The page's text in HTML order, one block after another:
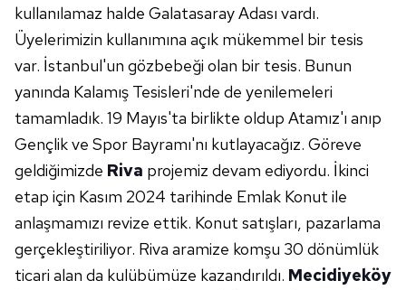
kullanılamaz halde Galatasaray Adası vardı.
Üyelerimizin kullanımına açık mükemmel bir tesis
var. İstanbul'un gözbebeği olan bir tesis. Bunun
yanında Kalamış Tesisleri'nde de yenilemeleri
tamamladık. 19 Mayıs'ta birlikte oldup Atamız'ı anıp
Gençlik ve Spor Bayramı'nı kutlayacağız. Göreve
geldiğimizde Riva projemiz devam ediyordu. İkinci
etap için Kasım 2024 tarihinde Emlak Konut ile
anlaşmamızı revize ettik. Konut satışları, pazarlama
gerçekleştiriliyor. Riva aramize komşu 30 dönümlük
ticari alan da kulübümüze kazandırıldı. Mecidiyeköy